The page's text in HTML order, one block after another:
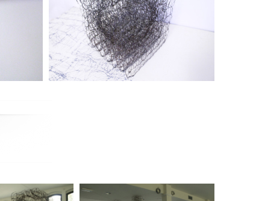
50′_2014_ferro